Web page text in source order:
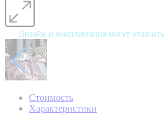
Дизайн и комплектация могут
Стоимость
Характеристики